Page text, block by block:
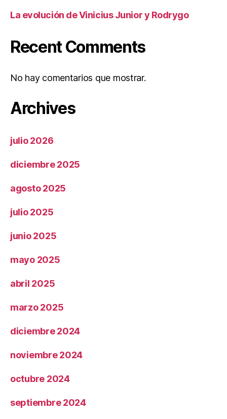
La evolución de Vinicius Junior y Rodrygo
Recent Comments
No hay comentarios que mostrar.
Archives
julio 2026
diciembre 2025
agosto 2025
julio 2025
junio 2025
mayo 2025
abril 2025
marzo 2025
diciembre 2024
noviembre 2024
octubre 2024
septiembre 2024